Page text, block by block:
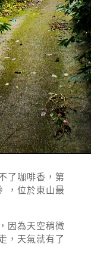
了咖啡香，第
，位於東山最
因為天空稍微
，天氣就有了